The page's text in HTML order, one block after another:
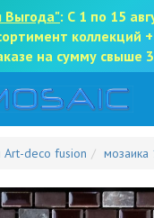
Выгода": С 1 по 15
коллекций
на сумму свыше
Art-deco fusion мозаика